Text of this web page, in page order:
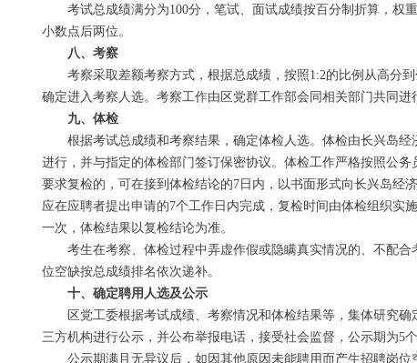
考试总成绩满分为100分，笔试、面试成绩按百分制折算，权
小数点后两位。
八、考察
考察采取差额考察方式，根据总成绩，按照1:2的比例从高分到
确定进入考察人选。考察工作由区党群工作部会同相关部门共同进
九、体检
根据考试总成绩和考察结果，确定体检人选。体检由长兴岛经
进行，并与指定的体检部门签订保密协议。体检工作严格按照公
要求复检的，可在接到体检结论的7日内，以书面形式向长兴岛经
应在应聘者提出申请的7个工作日内完成，复检时间由体检组织实
一次，体检结果以复检结论为准。
考生在考察、体检过程中弄虚作假或隐瞒真实情况的、不配合
位空缺按总成绩排名依次递补。
十、确定聘用人选及公示
区党工委根据考试成绩、考察情况和体检结果等，集体研究确
三方机构进行公示，并公布举报电话，接受社会监督，公示期为5个
公示期满且无异议后，如因其他原因未能聘用而产生招聘岗位